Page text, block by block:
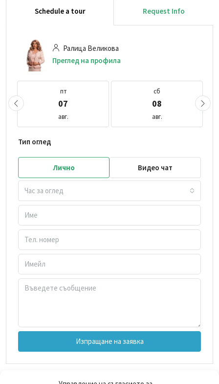
Schedule a tour Request Info
Ралица Великова
Преглед на профила
пт
07
авг.
сб
08
авг.
Тип оглед
Лично Видео чат
Час за оглед
Изпращане на заявка